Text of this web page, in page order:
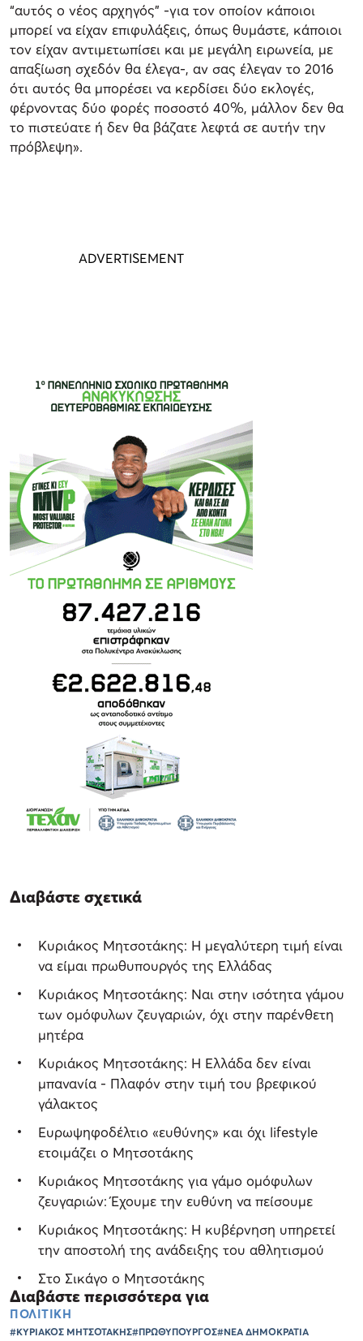
“αυτός ο νέος αρχηγός” -για τον οποίον κάποιοι
μπορεί να είχαν επιφυλάξεις, όπως θυμάστε, κάποιοι
τον είχαν αντιμετωπίσει και με μεγάλη ειρωνεία, με
απαξίωση σχεδόν θα έλεγα-, αν σας έλεγαν το 2016
ότι αυτός θα μπορέσει να κερδίσει δύο εκλογές,
φέρνοντας δύο φορές ποσοστό 40%, μάλλον δεν θα
το πιστεύατε ή δεν θα βάζατε λεφτά σε αυτήν την
πρόβλεψη».
Διαβάστε σχετικά
Κυριάκος Μητσοτάκης: Η μεγαλύτερη τιμή είναι
να είμαι πρωθυπουργός της Ελλάδας
Κυριάκος Μητσοτάκης: Ναι στην ισότητα γάμου
των ομόφυλων ζευγαριών, όχι στην παρένθετη
μητέρα
Κυριάκος Μητσοτάκης: Η Ελλάδα δεν είναι
μπανανία - Πλαφόν στην τιμή του βρεφικού
γάλακτος
Ευρωψηφοδέλτιο «ευθύνης» και όχι lifestyle
ετοιμάζει ο Μητσοτάκης
Κυριάκος Μητσοτάκης για γάμο ομόφυλων
ζευγαριών: Έχουμε την ευθύνη να πείσουμε
Κυριάκος Μητσοτάκης: Η κυβέρνηση υπηρετεί
την αποστολή της ανάδειξης του αθλητισμού
Στο Σικάγο ο Μητσοτάκης
Διαβάστε περισσότερα για
ΠΟΛΙΤΙΚΗ
#ΚΥΡΙΑΚΟΣ ΜΗΤΣΟΤΑΚΗΣ#ΠΡΩΘΥΠΟΥΡΓΟΣ#ΝΕΑ ΔΗΜΟΚΡΑΤΙΑ